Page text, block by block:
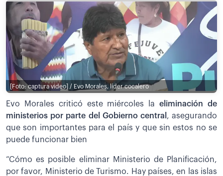
[Foto: captura video] / Evo Morales, líder cocalero
Evo Morales criticó este miércoles laeliminación de
ministerios por parte del Gobierno central , asegurando
que son importantes para el país y que sin estos no se
puede funcionar bien
“Cómo es posible eliminar Ministerio de Planificación,
por favor, Ministerio de Turismo. Hay países, en las islas